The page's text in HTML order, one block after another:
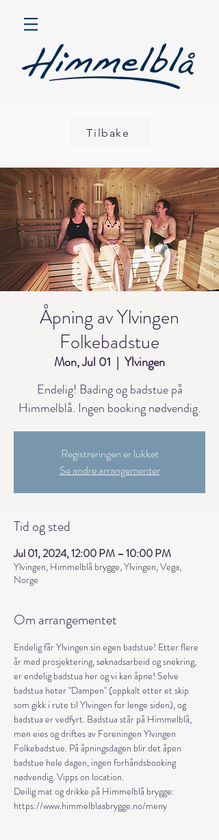
Tilbake
Åpning av Ylvingen
Folkebadstue
Mon, Jul 01
  |
Ylvingen
Endelig! Bading og badstue på
Himmelblå. Ingen booking nødvendig.
Registreringen er lukket
Se andre arrangementer
Tid og sted
Jul 01, 2024, 12:00 PM – 10:00 PM
Ylvingen, Himmelblå brygge, Ylvingen, Vega,
Norge
Om arrangementet
Endelig får Ylvingen sin egen badstue! Etter flere
år med prosjektering, søknadsarbeid og snekring,
er endelig badstua her og vi kan åpne! Selve
badstua heter "Dampen" (oppkalt etter et skip
som gikk i rute til Ylvingen for lenge siden), og
badstua er vedfyrt. Badstua står på Himmelblå,
men eies og driftes av Foreningen Ylvingen
Folkebadstue. På åpningsdagen blir det åpen
badstue hele dagen, ingen forhåndsbooking
nødvendig. Vipps on location.
Deilig mat og drikke på Himmelblå brygge:
https://www.himmelblaabrygge.no/meny